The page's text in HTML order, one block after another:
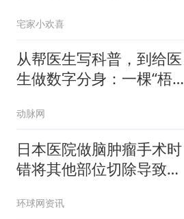
多少人等得起？
宅家小欢喜
从帮医生写科普，到给医
生做数字分身：一棵“梧桐
动脉网
日本医院做脑肿瘤手术时
错将其他部位切除导致患
歉
环球网资讯